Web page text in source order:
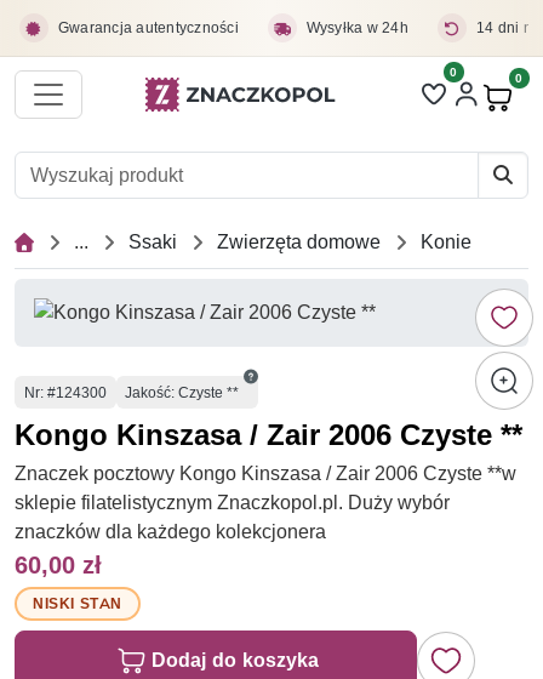
Gwarancja autentyczności Wysyłka w 24h 14 dni
Liczba pozycji
0 0
... Ssaki Zwierzęta domowe Konie
Numer
Nr: #124300 Jakość: Czyste **
Kongo Kinszasa / Zair 2006 Czyste **
Znaczek pocztowy Kongo Kinszasa / Zair 2006 Czyste **w
sklepie filatelistycznym Znaczkopol.pl. Duży wybór
znaczków dla każdego kolekcjonera
60,00 zł
NISKI STAN
Dodaj do koszyka